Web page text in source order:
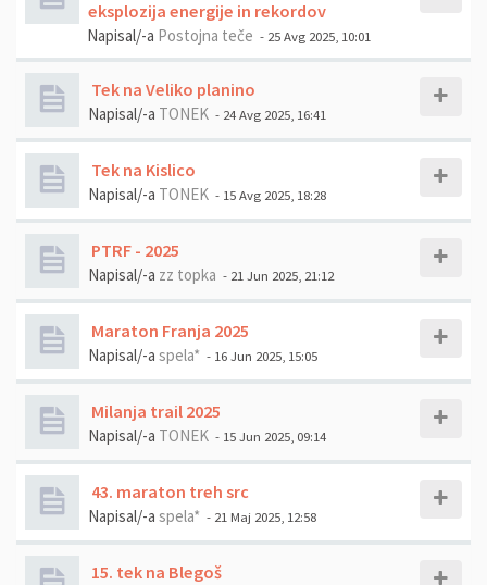
eksplozija energije in rekordov
Napisal/-a Postojna teče - 25 Avg 2025, 10:01
Tek na Veliko planino
Napisal/-a TONEK - 24 Avg 2025, 16:41
Tek na Kislico
Napisal/-a TONEK - 15 Avg 2025, 18:28
PTRF - 2025
Napisal/-a zz topka - 21 Jun 2025, 21:12
Maraton Franja 2025
Napisal/-a spela* - 16 Jun 2025, 15:05
Milanja trail 2025
Napisal/-a TONEK - 15 Jun 2025, 09:14
43. maraton treh src
Napisal/-a spela* - 21 Maj 2025, 12:58
15. tek na Blegoš